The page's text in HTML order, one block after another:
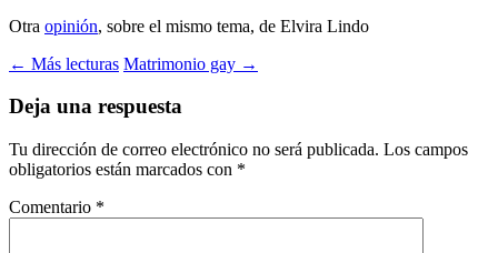
Otra opinión, sobre el mismo tema, de Elvira Lindo
Navegación
de
entradas
← Más lecturas Matrimonio gay →
Deja una respuesta
Tu dirección de correo electrónico no será publicada. Los campos
obligatorios están marcados con *
Comentario *